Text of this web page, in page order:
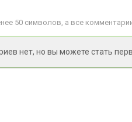
50 символов, а все
нет, но вы можете стать